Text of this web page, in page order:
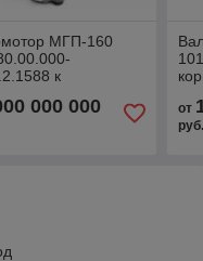
МГП-160
к
000 000 от